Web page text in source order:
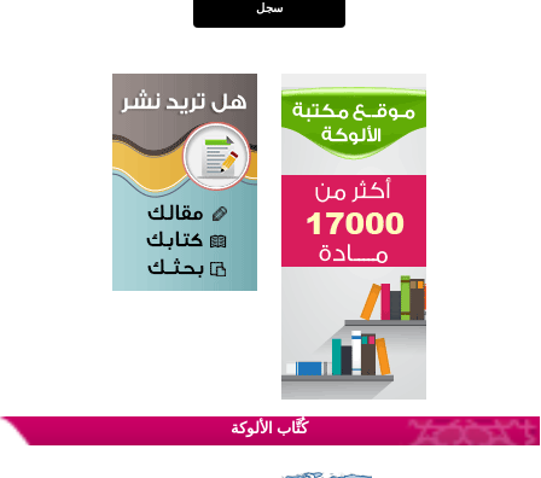
كُتَّاب الألوكة
اختتام الدورة التاسعة لمسابقة حفظ وتلاوة القرآن الكريم في أزناكاييف
تيسليتش تختتم برنامجا تعليميا لتعزيز القيم وبناء الشخصية للشباب المسلمين